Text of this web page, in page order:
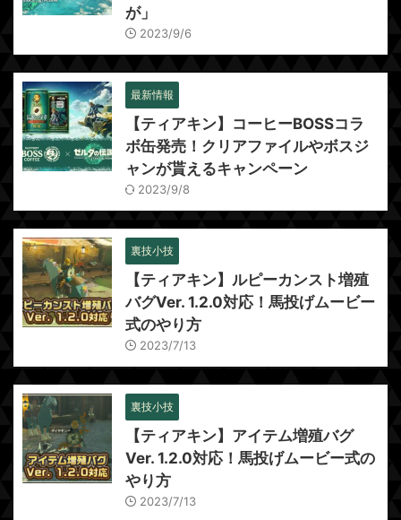
が」
2023/9/6
最新情報
【ティアキン】コーヒーBOSSコラ
ボ缶発売！クリアファイルやボスジ
ャンが貰えるキャンペーン
2023/9/8
裏技小技
【ティアキン】ルピーカンスト増殖
バグVer. 1.2.0対応！馬投げムービー
式のやり方
2023/7/13
裏技小技
【ティアキン】アイテム増殖バグ
Ver. 1.2.0対応！馬投げムービー式の
やり方
2023/7/13